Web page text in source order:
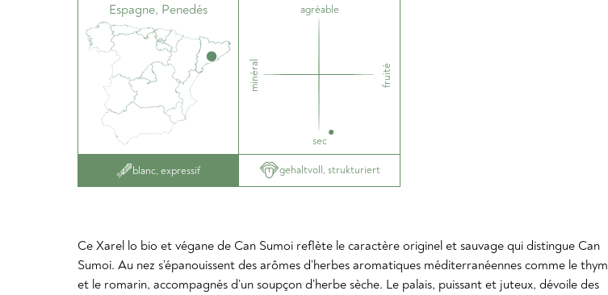
Espagne, Penedés agréable
minéral fruité
sec
blanc, expressif gehaltvoll, strukturiert
Ce Xarel lo bio et végane de Can Sumoi reflète le caractère originel et sauvage qui distingue Can
Sumoi. Au nez s’épanouissent des arômes d’herbes aromatiques méditerranéennes comme le thym
et le romarin, accompagnés d’un soupçon d’herbe sèche. Le palais, puissant et juteux, dévoile des